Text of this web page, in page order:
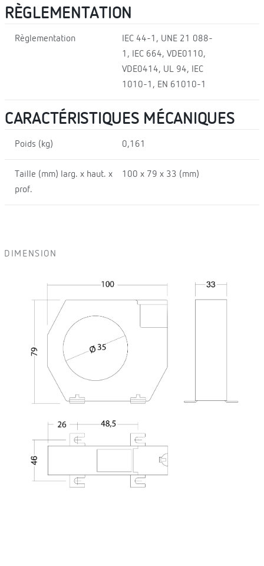
RÈGLEMENTATION
Règlementation
IEC 44-1, UNE 21 088-
1, IEC 664, VDE0110,
VDE0414, UL 94, IEC
1010-1, EN 61010-1
CARACTÉRISTIQUES MÉCANIQUES
Poids (kg) 0,161
Taille (mm) larg. x haut. x
prof.
100 x 79 x 33 (mm)
DIMENSION